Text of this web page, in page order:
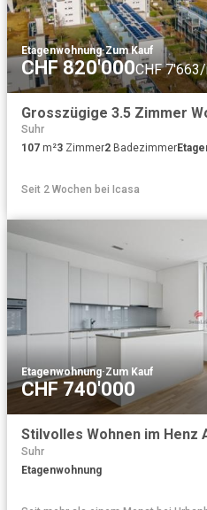
Etagenwohnung·Zum Kauf
CHF 820'000CHF 7'663/
Suhr
107 m²3 Zimmer2 Badezimmer
Seit 2 Wochen bei Icasa
Etagenwohnung·Zum Kauf
CHF 740'000
Stilvolles Wohnen im Henz
Suhr
Etagenwohnung